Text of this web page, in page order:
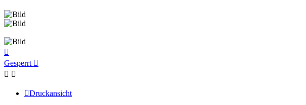
oben
Gesperrt
Druckansicht